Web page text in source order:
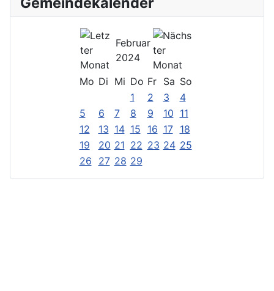
Februar
2024
Mo Di Mi Do Fr Sa So
1
2 3
4
5
6 7 8 9 10 11
12
13 14 15 16 17
18
19
20 21 22 23 24 25
26
27 28 29